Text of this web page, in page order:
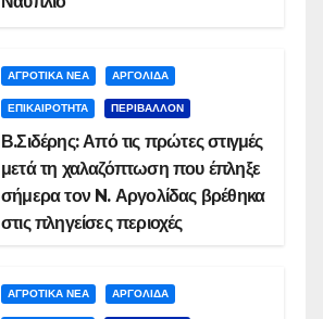
ΑΓΡΟΤΙΚΑ ΝΕΑ ΑΡΓΟΛΙΔΑ
ΕΠΙΚΑΙΡΟΤΗΤΑ ΠΕΡΙΒΑΛΛΟΝ
Β.Σιδέρης: Από τις πρώτες στιγμές
μετά τη χαλαζόπτωση που έπληξε
σήμερα τον N. Αργολίδας βρέθηκα
στις πληγείσες περιοχές
ΑΓΡΟΤΙΚΑ ΝΕΑ ΑΡΓΟΛΙΔΑ